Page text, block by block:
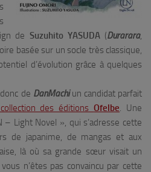
de Suzuhito YASUDA(Durarara,
basée sur un socle très classique,
d’évolution grâce à quelques
de DanMachiun candidat parfait
des éditionsOfelbe. Une
Light Novel », qui s’adresse cette
de japanime, de mangas et aux
là où sa grande sœur visait un
n’êtes pas convaincu par cette